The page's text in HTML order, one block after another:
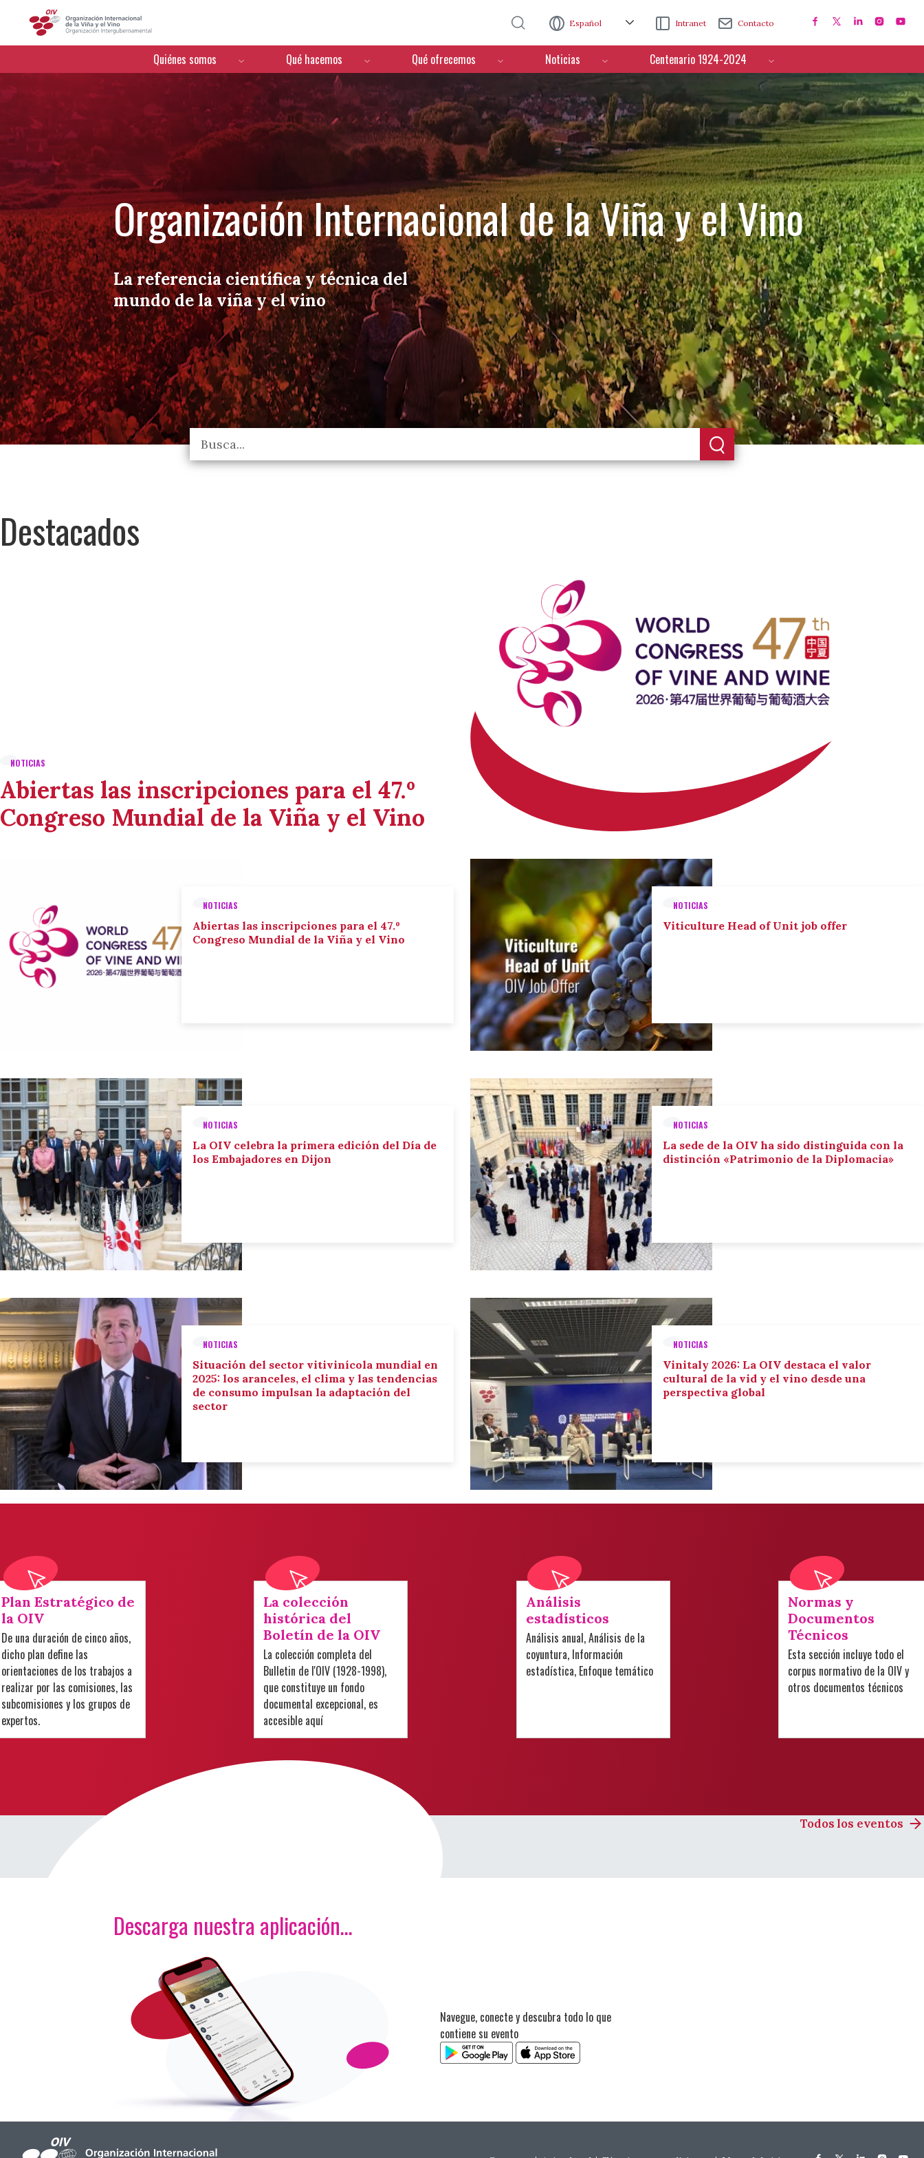
Español Intranet Contacto
Menú de navegación
Quiénes somos Qué hacemos Qué ofrecemos Noticias Centenario 1924-2024
Organización Internacional de la Viña y el Vino
La referencia científica y técnica del
mundo de la viña y el vino
Destacados
NOTICIAS
Abiertas las inscripciones para el 47.º
Congreso Mundial de la Viña y el Vino
NOTICIAS
Abiertas las inscripciones para el 47.º
Congreso Mundial de la Viña y el Vino
NOTICIAS
Viticulture Head of Unit job offer
NOTICIAS
La OIV celebra la primera edición del Día de
los Embajadores en Dijon
NOTICIAS
La sede de la OIV ha sido distinguida con la
distinción «Patrimonio de la Diplomacia»
NOTICIAS
Situación del sector vitivinícola mundial en
2025: los aranceles, el clima y las tendencias
de consumo impulsan la adaptación del
sector
NOTICIAS
Vinitaly 2026: La OIV destaca el valor
cultural de la vid y el vino desde una
perspectiva global
Plan Estratégico de
la OIV
De una duración de cinco años,
dicho plan define las
orientaciones de los trabajos a
realizar por las comisiones, las
subcomisiones y los grupos de
expertos.
La colección
histórica del
Boletín de la OIV
La colección completa del
Bulletin de l'OIV (1928-1998),
que constituye un fondo
documental excepcional, es
accesible aquí
Análisis
estadísticos
Análisis anual, Análisis de la
coyuntura, Información
estadística, Enfoque temático
Normas y
Documentos
Técnicos
Esta sección incluye todo el
corpus normativo de la OIV y
otros documentos técnicos
Todos los eventos
Descarga nuestra aplicación…
Navegue, conecte y descubra todo lo que
contiene su evento